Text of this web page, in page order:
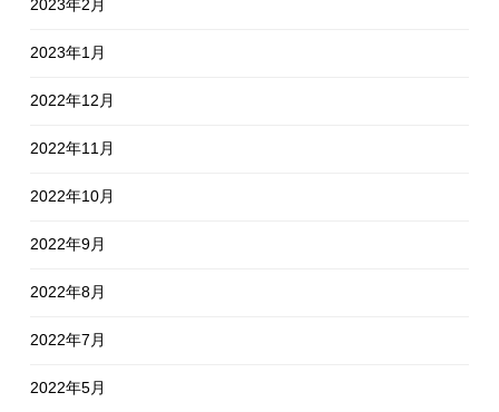
2023年2月
2023年1月
2022年12月
2022年11月
2022年10月
2022年9月
2022年8月
2022年7月
2022年5月